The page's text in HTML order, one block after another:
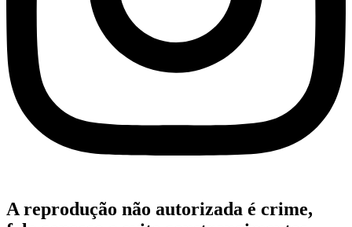
A reprodução não autorizada é crime,